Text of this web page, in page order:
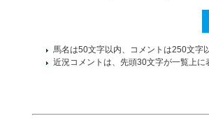
馬名は50文字以内、コメントは250文字
近況コメントは、先頭30文字が一覧上に